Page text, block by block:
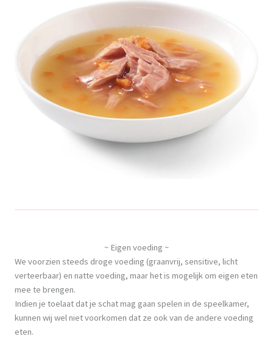
~ Eigen voeding ~
We voorzien steeds droge voeding (graanvrij, sensitive, licht
verteerbaar) en natte voeding, maar het is mogelijk om eigen eten
mee te brengen.
Indien je toelaat dat je schat mag gaan spelen in de speelkamer,
kunnen wij wel niet voorkomen dat ze ook van de andere voeding
eten.